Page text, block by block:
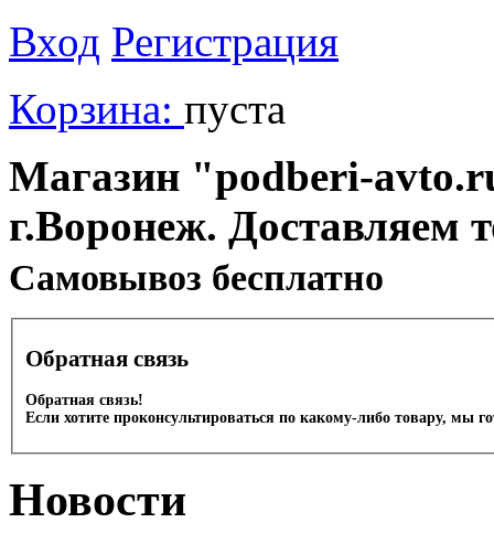
Вход Регистрация
Корзина: пуста
Магазин "podberi-
г.Воронеж. Доставляем
Cамовывоз бесплатно
Обратная связь
Обратная связь!
Если хотите проконсультироваться по какому-либо товару, мы
Новости